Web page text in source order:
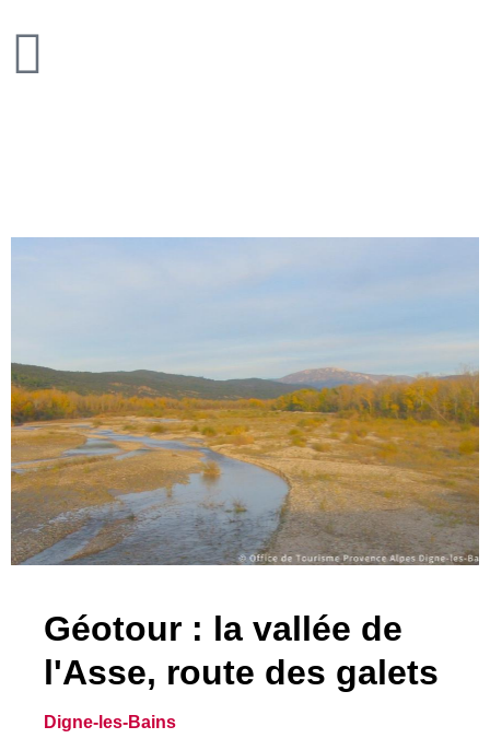
Géotour : la vallée de
l'Asse, route des galets
Digne-les-Bains